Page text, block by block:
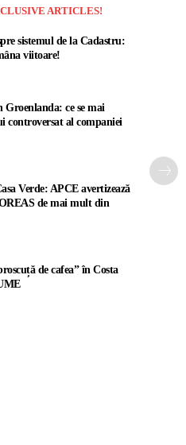
ARTICLES!
sistemul de la Cadastru:
viitoare!
ce se mai
controversat al companiei
Verde: APCE avertizează
de mai mult din
de cafea” în Costa